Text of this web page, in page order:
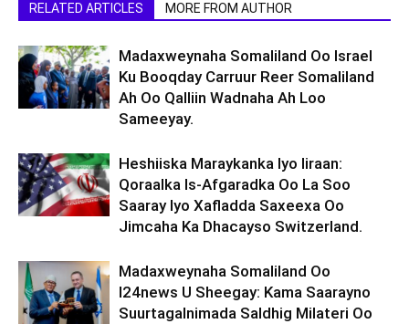
RELATED ARTICLES MORE FROM AUTHOR
Madaxweynaha Somaliland Oo Israel
Ku Booqday Carruur Reer Somaliland
Ah Oo Qalliin Wadnaha Ah Loo
Sameeyay.
Heshiiska Maraykanka Iyo Iiraan:
Qoraalka Is-Afgaradka Oo La Soo
Saaray Iyo Xafladda Saxeexa Oo
Jimcaha Ka Dhacayso Switzerland.
Madaxweynaha Somaliland Oo
I24news U Sheegay: Kama Saarayno
Suurtagalnimada Saldhig Milateri Oo